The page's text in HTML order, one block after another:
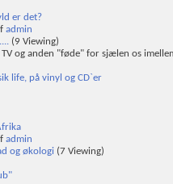
er det?
admin
(9 Viewing)
og anden "føde" for sjælen os
life, på vinyl og CD`er
admin
og økologi (7 Viewing)